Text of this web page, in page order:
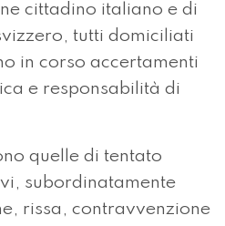
cittadino italiano e di
tutti domiciliati
in corso accertamenti
e responsabilità di
quelle di tentato
subordinatamente
rissa, contravvenzione